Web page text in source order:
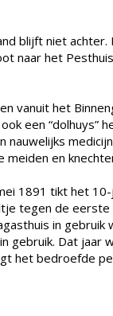
blijft niet
naar het
vanuit het
een “dolhuys”
en
1891 tikt het
tegen de eerste
in gebruik
gebruik. Dat jaar
het bedroefde